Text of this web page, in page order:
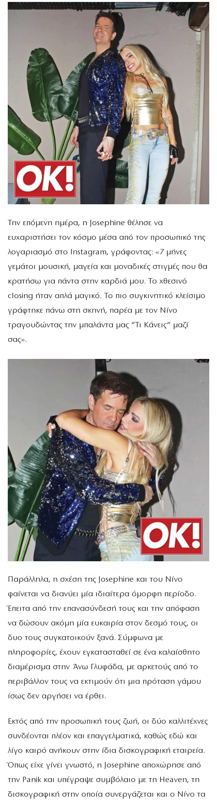
Την επόμενη ημέρα, η Josephine θέλησε να
ευχαριστήσει τον κόσμο μέσα από τον προσωπικό της
λογαριασμό στο Instagram, γράφοντας: «7 μήνες
γεμάτοι μουσική, μαγεία και μοναδικές στιγμές που θα
κρατήσω για πάντα στην καρδιά μου. Το χθεσινό
closing ήταν απλά μαγικό. Το πιο συγκινητικό κλείσιμο
γράφτηκε πάνω στη σκηνή, παρέα με τον Νίνο
τραγουδώντας την μπαλάντα μας “Τι Κάνεις” μαζί
σας».
Παράλληλα, η σχέση της Josephine και του Νίνο
φαίνεται να διανύει μία ιδιαίτερα όμορφη περίοδο.
Έπειτα από την επανασύνδεσή τους και την απόφαση
να δώσουν ακόμη μία ευκαιρία στον δεσμό τους, οι
δυο τους συγκατοικούν ξανά. Σύμφωνα με
πληροφορίες, έχουν εγκατασταθεί σε ένα καλαίσθητο
διαμέρισμα στην Άνω Γλυφάδα, με αρκετούς από το
περιβάλλον τους να εκτιμούν ότι μια πρόταση γάμου
ίσως δεν αργήσει να έρθει.
Εκτός από την προσωπική τους ζωή, οι δύο καλλιτέχνες
συνδέονται πλέον και επαγγελματικά, καθώς εδώ και
λίγο καιρό ανήκουν στην ίδια δισκογραφική εταιρεία.
Όπως είχε γίνει γνωστό, η Josephine αποχώρησε από
την Panik και υπέγραψε συμβόλαιο με τη Heaven, τη
δισκογραφική στην οποία συνεργάζεται και ο Νίνο τα